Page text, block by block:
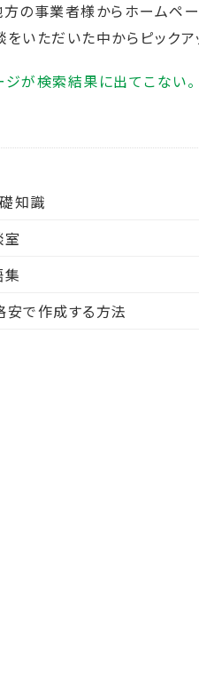
方の事業者様からホームペ
いただいた中からピックア
が検索結果に出てこない。
知識
安で作成する方法